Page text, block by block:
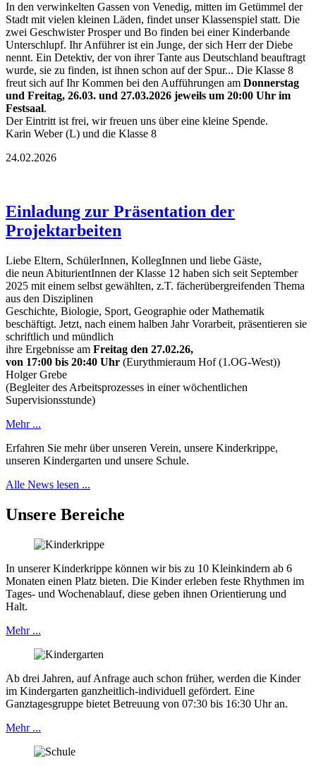
In den verwinkelten Gassen von Venedig, mitten im Getümmel der
Stadt mit vielen kleinen Läden, findet unser Klassenspiel statt. Die
zwei Geschwister Prosper und Bo finden bei einer Kinderbande
Unterschlupf. Ihr Anführer ist ein Junge, der sich Herr der Diebe
nennt. Ein Detektiv, der von ihrer Tante aus Deutschland beauftragt
wurde, sie zu finden, ist ihnen schon auf der Spur... Die Klasse 8
freut sich auf Ihr Kommen bei den Aufführungen am Donnerstag
und Freitag, 26.03. und 27.03.2026 jeweils um 20:00 Uhr im
Festsaal.
Der Eintritt ist frei, wir freuen uns über eine kleine Spende.
Karin Weber (L) und die Klasse 8
24.02.2026
Einladung zur Präsentation der
Projektarbeiten
Liebe Eltern, SchülerInnen, KollegInnen und liebe Gäste,
die neun AbiturientInnen der Klasse 12 haben sich seit September
2025 mit einem selbst gewählten, z.T. fächerübergreifenden Thema
aus den Disziplinen
Geschichte, Biologie, Sport, Geographie oder Mathematik
beschäftigt. Jetzt, nach einem halben Jahr Vorarbeit, präsentieren sie
schriftlich und mündlich
ihre Ergebnisse am Freitag den 27.02.26,
von 17:00 bis 20:40 Uhr (Eurythmieraum Hof (1.OG-West))
Holger Grebe
(Begleiter des Arbeitsprozesses in einer wöchentlichen
Supervisionsstunde)
Mehr ...
Erfahren Sie mehr über unseren Verein, unsere Kinderkrippe,
unseren Kindergarten und unsere Schule.
Alle News lesen ...
Unsere Bereiche
In unserer Kinderkrippe können wir bis zu 10 Kleinkindern ab 6
Monaten einen Platz bieten. Die Kinder erleben feste Rhythmen im
Tages- und Wochenablauf, diese geben ihnen Orientierung und
Halt.
Mehr ...
Ab drei Jahren, auf Anfrage auch schon früher, werden die Kinder
im Kindergarten ganzheitlich-individuell gefördert. Eine
Ganztagesgruppe bietet Betreuung von 07:30 bis 16:30 Uhr an.
Mehr ...